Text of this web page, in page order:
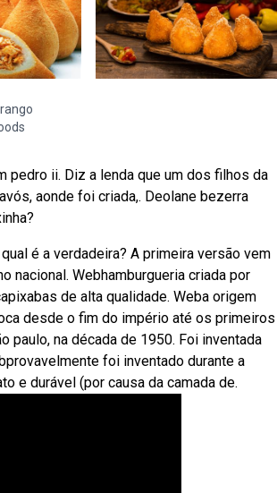
pedro ii. Diz a lenda que um dos filhos da
aonde foi criada,. Deolane bezerra
é a verdadeira? A primeira versão vem
nacional. Webhamburgueria criada por
de alta qualidade. Weba origem
desde o fim do império até os primeiros
paulo, na década de 1950. Foi inventada
foi inventado durante a
e durável (por causa da camada de.